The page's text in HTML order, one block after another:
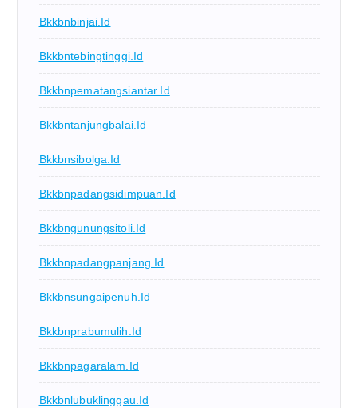
Bkkbnbinjai.id
Bkkbntebingtinggi.id
Bkkbnpematangsiantar.id
Bkkbntanjungbalai.id
Bkkbnsibolga.id
Bkkbnpadangsidimpuan.id
Bkkbngunungsitoli.id
Bkkbnpadangpanjang.id
Bkkbnsungaipenuh.id
Bkkbnprabumulih.id
Bkkbnpagaralam.id
Bkkbnlubuklinggau.id